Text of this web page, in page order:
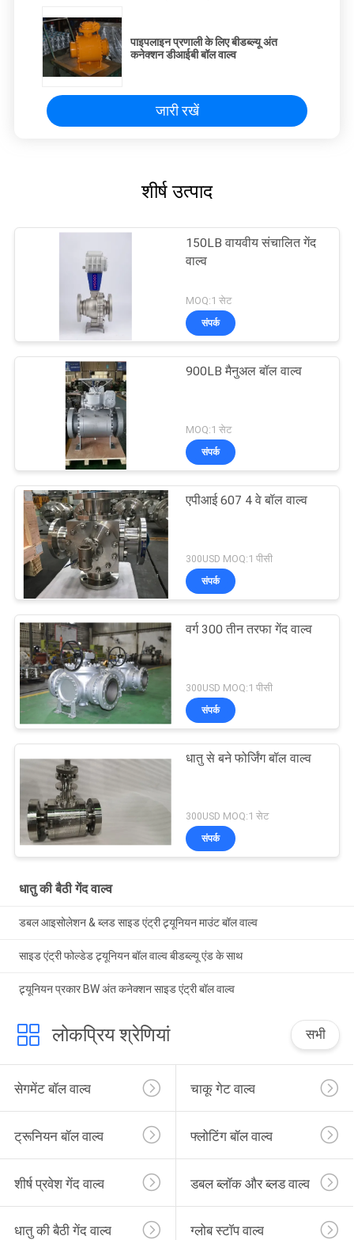
पाइपलाइन प्रणाली के लिए बीडब्ल्यू अंत
कनेक्शन डीआईबी बॉल वाल्व
जारी रखें
शीर्ष उत्पाद
150LB वायवीय संचालित गेंद
वाल्व
MOQ:1 सेट
संपर्क
900LB मैनुअल बॉल वाल्व
MOQ:1 सेट
संपर्क
एपीआई 607 4 वे बॉल वाल्व
300USD MOQ:1 पीसी
संपर्क
वर्ग 300 तीन तरफा गेंद वाल्व
300USD MOQ:1 पीसी
संपर्क
धातु से बने फोर्जिंग बॉल वाल्व
300USD MOQ:1 सेट
संपर्क
धातु की बैठी गेंद वाल्व
डबल आइसोलेशन & ब्लड साइड एंट्री ट्र्यूनियन माउंट बॉल वाल्व
साइड एंट्री फोल्डेड ट्र्यूनियन बॉल वाल्व बीडब्ल्यू एंड के साथ
ट्र्यूनियन प्रकार BW अंत कनेक्शन साइड एंट्री बॉल वाल्व
लोकप्रिय श्रेणियां सभी
सेगमेंट बॉल वाल्व चाकू गेट वाल्व
ट्रूनियन बॉल वाल्व फ्लोटिंग बॉल वाल्व
शीर्ष प्रवेश गेंद वाल्व डबल ब्लॉक और ब्लड वाल्व
धातु की बैठी गेंद वाल्व ग्लोब स्टॉप वाल्व